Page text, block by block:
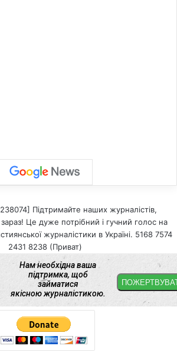
Підтримайте наших журналістів,
Це дуже потрібний і гучний голос на
журналістики в Україні. 5168 7574
2431 8238 (Приват)